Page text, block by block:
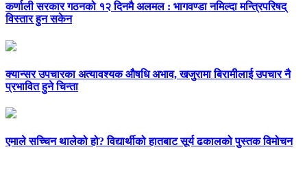
कर्णाली सरकार गठनको १२ दिनमै अलमल : भागवण्डा नमिल्दा मन्त्रिपरिषद्
विस्तार हुन सकेन
क्यान्सर उपचारका अत्यावश्यक औषधि अभाव, खजुरामा बिरामीलाई उपचार नै
प्रभावित हुने चिन्ता
एमाले सच्चिन थालेको हो? विद्यार्थीको हातबाट सूर्य ढकालको पुस्तक विमोचन